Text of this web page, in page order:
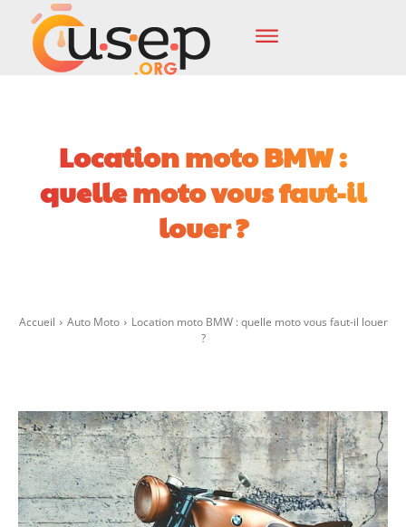
Location moto BMW :
quelle moto vous faut-il
louer ?
Accueil Auto Moto
Location moto BMW : quelle moto vous faut-il louer
?